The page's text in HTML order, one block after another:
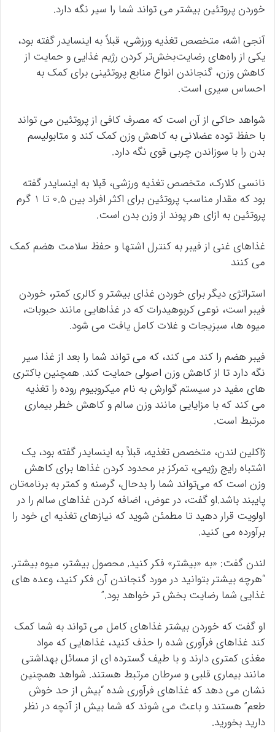
خوردن پروتئین بیشتر می تواند شما را سیر نگه دارد.
آنجی اشه، متخصص تغذیه ورزشی، قبلاً به اینسایدر گفته بود،
یکی از راه‌های رضایت‌بخش‌تر کردن رژیم غذایی و حمایت از
کاهش وزن، گنجاندن انواع منابع پروتئینی برای کمک به
احساس سیری است.
شواهد حاکی از آن است که مصرف کافی از پروتئین می تواند
با حفظ توده عضلانی به کاهش وزن کمک کند و متابولیسم
بدن را با سوزاندن چربی قوی نگه دارد.
نانسی کلارک، متخصص تغذیه ورزشی، قبلا به اینسایدر گفته
بود که مقدار مناسب پروتئین برای اکثر افراد بین 0.5 تا 1 گرم
پروتئین به ازای هر پوند از وزن بدن است.
غذاهای غنی از فیبر به کنترل اشتها و حفظ سلامت هضم کمک
می کنند
استراتژی دیگر برای خوردن غذای بیشتر و کالری کمتر، خوردن
فیبر است، نوعی کربوهیدرات که در غذاهایی مانند حبوبات،
میوه ها، سبزیجات و غلات کامل یافت می شود.
فیبر هضم را کند می کند، که می تواند شما را بعد از غذا سیر
نگه دارد تا از کاهش وزن اصولی حمایت کند. همچنین باکتری
های مفید در سیستم گوارش به نام میکروبیوم روده را تغذیه
می کند که با مزایایی مانند وزن سالم و کاهش خطر بیماری
مرتبط است.
ژاکلین لندن، متخصص تغذیه، قبلاً به اینسایدر گفته بود، یک
اشتباه رایج رژیمی، تمرکز بر محدود کردن غذاها برای کاهش
وزن است که می‌تواند شما را بدحال، گرسنه و کمتر به برنامه‌تان
پایبند باشد.او گفت، در عوض، اضافه کردن غذاهای سالم را در
اولویت قرار دهید تا مطمئن شوید که نیازهای تغذیه ای خود را
برآورده می کنید.
لندن گفت: «به «بیشتر» فکر کنید, محصول بیشتر، میوه بیشتر.
“هرچه بیشتر بتوانید در مورد گنجاندن آن فکر کنید، وعده های
غذایی شما رضایت بخش تر خواهد بود.”
او گفت که خوردن بیشتر غذاهای کامل می تواند به شما کمک
کند غذاهای فرآوری شده را حذف کنید، غذاهایی که مواد
مغذی کمتری دارند و با طیف گسترده ای از مسائل بهداشتی
مانند بیماری قلبی و سرطان مرتبط هستند. شواهد همچنین
نشان می دهد که غذاهای فرآوری شده “بیش از حد خوش
طعم” هستند و باعث می شوند که شما بیش از آنچه در نظر
دارید بخورید.